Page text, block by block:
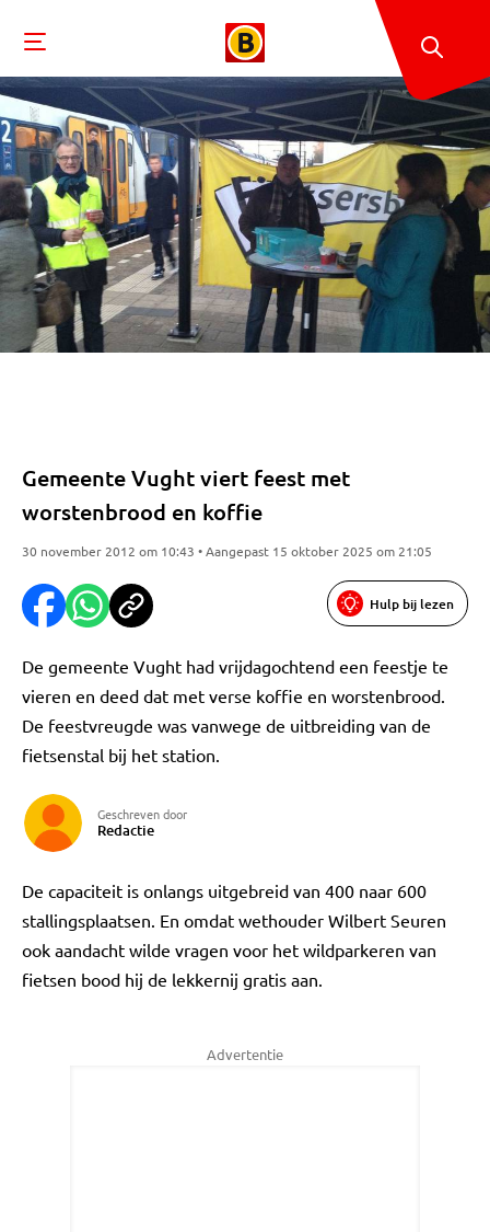
Gemeente Vught viert feest met
worstenbrood en koffie
30 november 2012 om 10:43 • Aangepast 15 oktober 2025 om 21:05
Hulp bij lezen
De gemeente Vught had vrijdagochtend een feestje te
vieren en deed dat met verse koffie en worstenbrood.
De feestvreugde was vanwege de uitbreiding van de
fietsenstal bij het station.
Geschreven door
Redactie
De capaciteit is onlangs uitgebreid van 400 naar 600
stallingsplaatsen. En omdat wethouder Wilbert Seuren
ook aandacht wilde vragen voor het wildparkeren van
fietsen bood hij de lekkernij gratis aan.
Advertentie